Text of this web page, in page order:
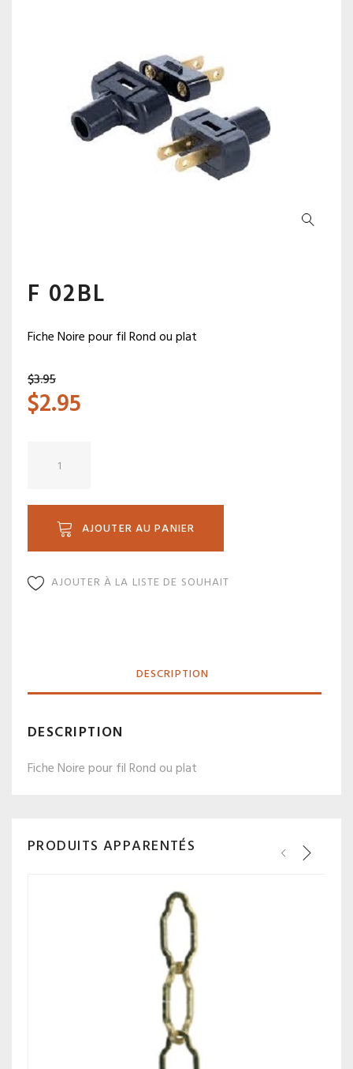
F 02BL
Fiche Noire pour fil Rond ou plat
$3.95
$2.95
AJOUTER AU PANIER
AJOUTER À LA LISTE DE SOUHAIT
DESCRIPTION
DESCRIPTION
Fiche Noire pour fil Rond ou plat
PRODUITS APPARENTÉS